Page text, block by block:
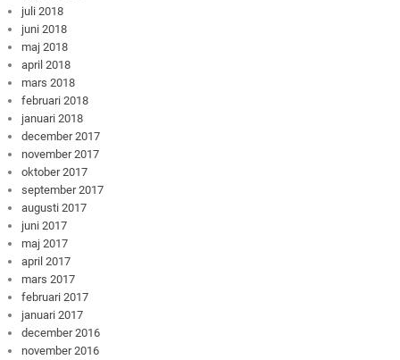
juli 2018
juni 2018
maj 2018
april 2018
mars 2018
februari 2018
januari 2018
december 2017
november 2017
oktober 2017
september 2017
augusti 2017
juni 2017
maj 2017
april 2017
mars 2017
februari 2017
januari 2017
december 2016
november 2016